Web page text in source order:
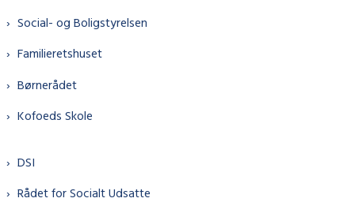
Social- og Boligstyrelsen
Familieretshuset
Børnerådet
Kofoeds Skole
DSI
Rådet for Socialt Udsatte